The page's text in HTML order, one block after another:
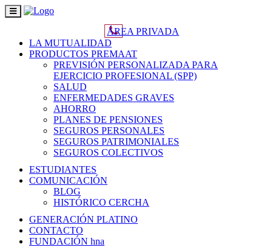
Toggle
navigation
ÁREA PRIVADA
LA MUTUALIDAD
PRODUCTOS PREMAAT
PREVISIÓN PERSONALIZADA PARA
EJERCICIO PROFESIONAL (SPP)
SALUD
ENFERMEDADES GRAVES
AHORRO
PLANES DE PENSIONES
SEGUROS PERSONALES
SEGUROS PATRIMONIALES
SEGUROS COLECTIVOS
ESTUDIANTES
COMUNICACIÓN
BLOG
HISTÓRICO CERCHA
GENERACIÓN PLATINO
CONTACTO
FUNDACIÓN hna